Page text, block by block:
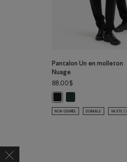
Pantalon Un en molleton
Nuage
88,00$
Pantalon Un en
NON GENRÉE DURABLE VASTE